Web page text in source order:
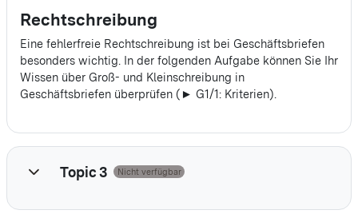
Rechtschreibung
Eine fehlerfreie Rechtschreibung ist bei Geschäftsbriefen
besonders wichtig. In der folgenden Aufgabe können Sie Ihr
Wissen über Groß- und Kleinschreibung in
Geschäftsbriefen überprüfen (► G1/1: Kriterien).
EinklappenTopic 3 Nicht verfügbar